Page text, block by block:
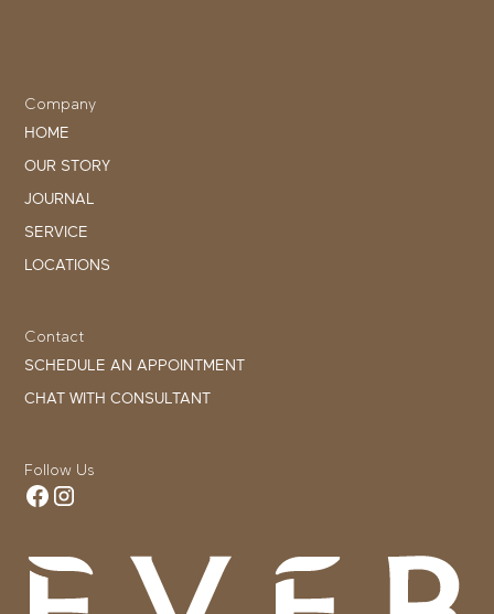
Company
HOME
OUR STORY
JOURNAL
SERVICE
LOCATIONS
Contact
SCHEDULE AN APPOINTMENT
CHAT WITH CONSULTANT
Follow Us